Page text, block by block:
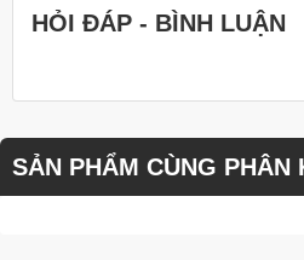
HỎI ĐÁP - BÌNH LUẬN
SẢN PHẨM CÙNG PHÂN